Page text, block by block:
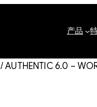
产品
/ AUTHENTIC 6.0 –